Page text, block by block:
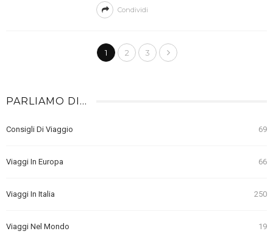
Condividi
1 2 3
PARLIAMO DI…
Consigli Di Viaggio 69
Viaggi In Europa 66
Viaggi In Italia 250
Viaggi Nel Mondo 19